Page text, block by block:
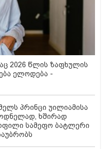
2026 წლის ზაფხულის
ელოდება -
პრინცი უილიამისა
ხშირად
სამეფო ბატლერი